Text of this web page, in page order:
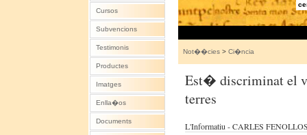
Cursos
Subvencions
Testimonis
Productes
Imatges
Enlla�os
Documents
Not��cies > Ci�ncia
Est� discriminat el
terres
L'Informatiu - CARLES